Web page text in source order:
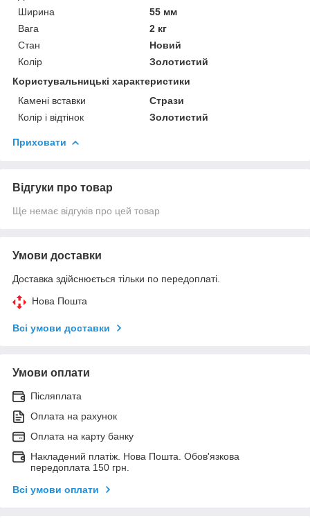
Ширина
55 мм
Вага
2 кг
Стан
Новий
Колір
Золотистий
Користувальницькі характеристики
Камені вставки
Стрази
Колір і відтінок
Золотистий
Приховати
Відгуки про товар
Ще немає відгуків про цей товар
Умови доставки
Доставка здійснюється тільки по передоплаті.
Нова Пошта
Всі умови доставки
Умови оплати
Післяплата
Оплата на рахунок
Оплата на карту банку
Накладений платіж. Нова Пошта. Обов'язкова
передоплата 150 грн.
Всі умови оплати